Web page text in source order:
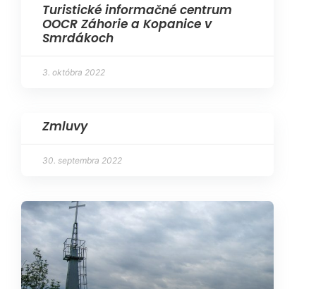
Turistické informačné centrum
OOCR Záhorie a Kopanice v
Smrdákoch
3. októbra 2022
Zmluvy
30. septembra 2022